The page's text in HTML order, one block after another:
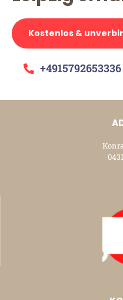
Kostenlos &
+4915792653336